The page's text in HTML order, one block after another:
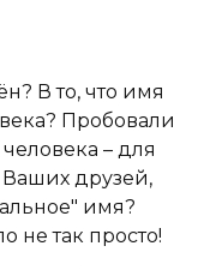
В то, что имя
Пробовали
– для
Ваших друзей,
имя?
не так просто!